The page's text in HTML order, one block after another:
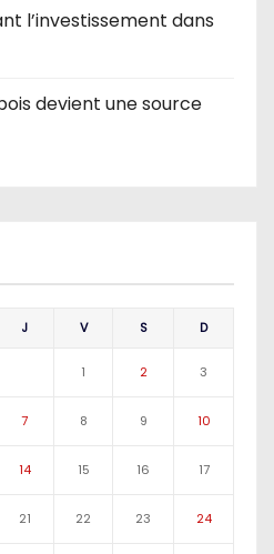
l’investissement dans
devient une source
J V S D
1 2 3
7 8 9 10
14 15 16 17
21 22 23 24